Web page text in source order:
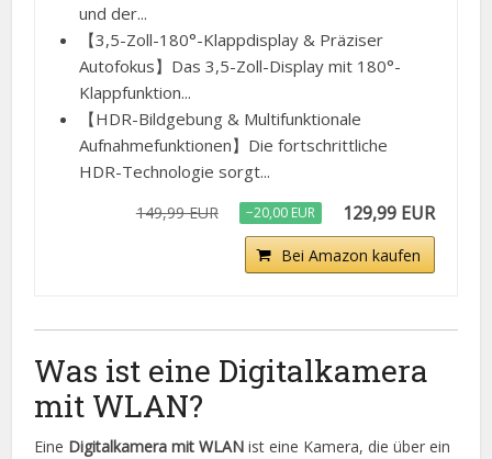
und der...
【3,5-Zoll-180°-Klappdisplay & Präziser
Autofokus】Das 3,5-Zoll-Display mit 180°-
Klappfunktion...
【HDR-Bildgebung & Multifunktionale
Aufnahmefunktionen】Die fortschrittliche
HDR-Technologie sorgt...
149,99 EUR −20,00 EUR 129,99 EUR
Bei Amazon kaufen
Was ist eine Digitalkamera
mit WLAN?
Eine Digitalkamera mit WLAN ist eine Kamera, die über ein